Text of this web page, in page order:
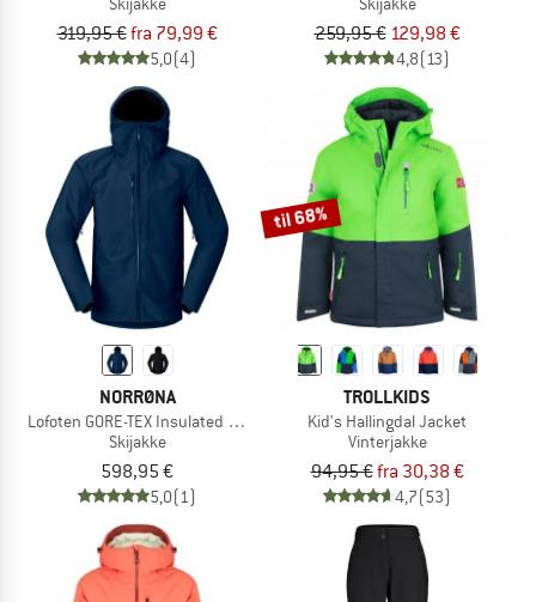
319,95 €fra 79,99 €
5,0(4)
259,95 € 129,98 €
4,8(13)
NORRØNA
Lofoten GORE-TEX Insulated Jacket
Skijakke
598,95 €
5,0(1)
til 68%
TROLLKIDS
Kid's Hallingdal Jacket
Vinterjakke
94,95 €fra 30,38 €
4,7(53)